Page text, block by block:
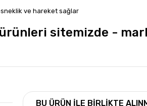
ve hareket sağlar
ürünleri sitemizde -
ve diğer konularda yetersiz
görüntülenemiyor.BU ÜRÜN İLE BİRLİKTE